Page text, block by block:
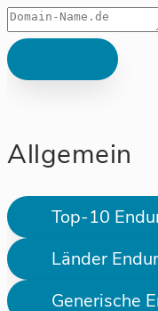
Allgemein
Top-10
Länder
Generische